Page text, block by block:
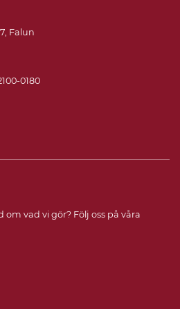
Falun
0180
vad vi gör? Följ oss på våra